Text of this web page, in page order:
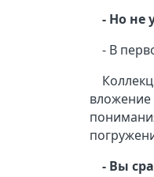
- Но не
- В
вложение
- Вы